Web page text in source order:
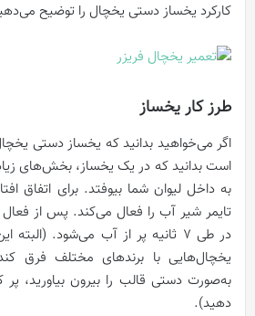
کارکرد یخساز دستی یخچال را توضیح
طرز کار یخساز
اگر می‌خواهید بدانید که یخساز دستی
است بدانید که در یک یخساز، بخش‌های
به داخل لیوان شما بیوفتد. برای اتفاق
تایمر شیر آب را فعال می‌کند. پس از
در طی ۷ ثانیه پر از آب می‌شود.
یخچال‌هایی با برندهای مختلف فرق
به‌صورت دستی قالب را بیرون بیاورید،
دهید).